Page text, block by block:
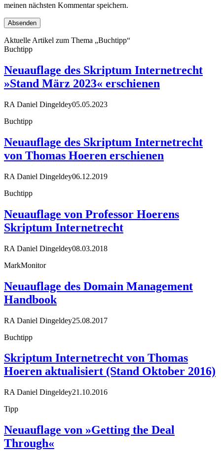
meinen nächsten Kommentar speichern.
Aktuelle Artikel zum Thema „Buchtipp“
Buchtipp
Neuauflage des Skriptum Internetrecht
»Stand März 2023« erschienen
RA Daniel Dingeldey05.05.2023
Buchtipp
Neuauflage des Skriptum Internetrecht
von Thomas Hoeren erschienen
RA Daniel Dingeldey06.12.2019
Buchtipp
Neuauflage von Professor Hoerens
Skriptum Internetrecht
RA Daniel Dingeldey08.03.2018
MarkMonitor
Neuauflage des Domain Management
Handbook
RA Daniel Dingeldey25.08.2017
Buchtipp
Skriptum Internetrecht von Thomas
Hoeren aktualisiert (Stand Oktober 2016)
RA Daniel Dingeldey21.10.2016
Tipp
Neuauflage von »Getting the Deal
Through«